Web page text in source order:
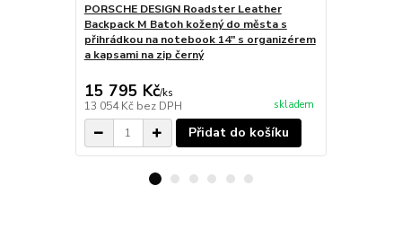
PORSCHE DESIGN Roadster Leather
Backpack M Batoh kožený do města s
přihrádkou na notebook 14" s organizérem
a kapsami na zip černý
15 795 Kč/ks
13 054 Kč bez DPH skladem
Přidat do košíku